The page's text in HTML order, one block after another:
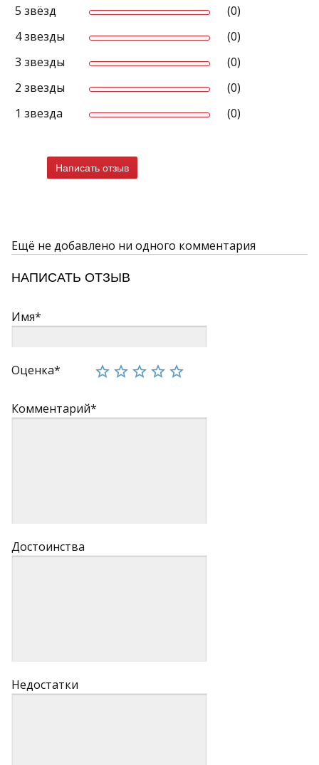
5 звёзд
(0)
4 звезды
(0)
3 звезды
(0)
2 звезды
(0)
1 звезда
(0)
Написать отзыв
Ещё не добавлено ни одного комментария
НАПИСАТЬ ОТЗЫВ
Имя*
Оценка*
Комментарий*
Достоинства
Недостатки